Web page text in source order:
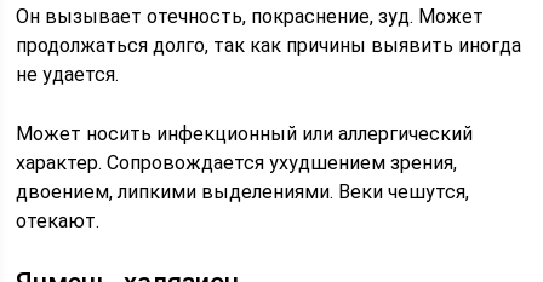
Он вызывает отечность, покраснение, зуд. Может
продолжаться долго, так как причины выявить иногда
не удается.
Может носить инфекционный или аллергический
характер. Сопровождается ухудшением зрения,
двоением, липкими выделениями. Веки чешутся,
отекают.